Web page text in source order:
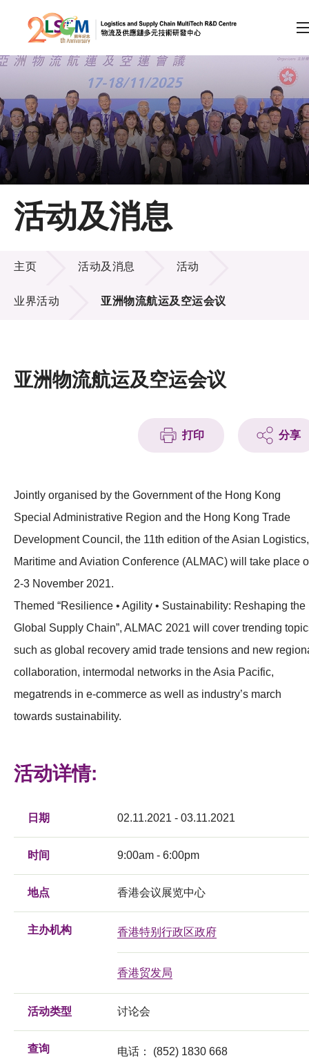
跳到内容（按回车键）
会员登录
A A EN 繁 简
主页
关于LSCM
技术商品化
项目及资助计划
活动及消息
科技分享
会籍
活动及消息
活动及消息
主页 活动及消息 活动
业界活动 亚洲物流航运及空运会议
亚洲物流航运及空运会议
打印 分享
Jointly organised by the Government of the Hong Kong
Special Administrative Region and the Hong Kong Trade
Development Council, the 11th edition of the Asian Logistics,
Maritime and Aviation Conference (ALMAC) will take place
2-3 November 2021.
Themed “Resilience • Agility • Sustainability: Reshaping the
Global Supply Chain”, ALMAC 2021 will cover trending
such as global recovery amid trade tensions and new
collaboration, intermodal networks in the Asia Pacific,
megatrends in e-commerce as well as industry’s march
towards sustainability.
活动详情:
日期 02.11.2021 - 03.11.2021
时间 9:00am - 6:00pm
地点 香港会议展览中心
主办机构 香港特别行政区政府
香港贸发局
活动类型 讨论会
查询 电话：
(852) 1830 668